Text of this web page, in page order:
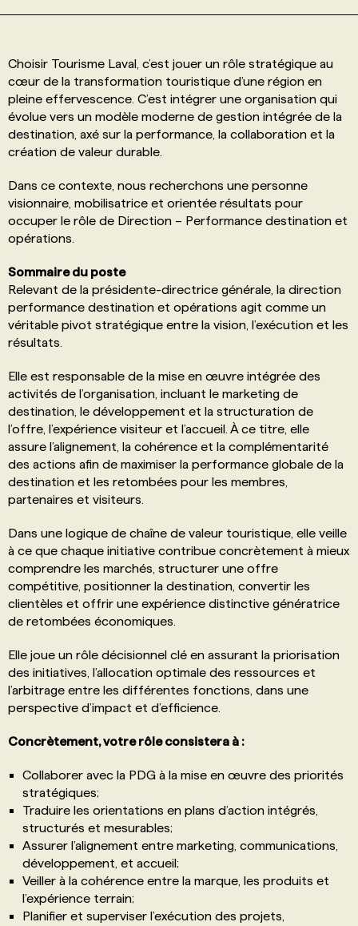
FAQ
ANNONCEZ AVEC NOUS
Choisir Tourisme Laval, c’est jouer un rôle stratégique au
cœur de la transformation touristique d’une région en
pleine effervescence. C’est intégrer une organisation qui
évolue vers un modèle moderne de gestion intégrée de la
destination, axé sur la performance, la collaboration et la
création de valeur durable.
Dans ce contexte, nous recherchons une personne
visionnaire, mobilisatrice et orientée résultats pour
occuper le rôle de Direction – Performance destination et
opérations.
Sommaire du poste
Relevant de la présidente-directrice générale, la direction
performance destination et opérations agit comme un
véritable pivot stratégique entre la vision, l’exécution et les
résultats.
Elle est responsable de la mise en œuvre intégrée des
activités de l’organisation, incluant le marketing de
destination, le développement et la structuration de
l’offre, l’expérience visiteur et l’accueil. À ce titre, elle
assure l’alignement, la cohérence et la complémentarité
des actions afin de maximiser la performance globale de la
destination et les retombées pour les membres,
partenaires et visiteurs.
Dans une logique de chaîne de valeur touristique, elle veille
à ce que chaque initiative contribue concrètement à mieux
comprendre les marchés, structurer une offre
compétitive, positionner la destination, convertir les
clientèles et offrir une expérience distinctive génératrice
de retombées économiques.
Elle joue un rôle décisionnel clé en assurant la priorisation
des initiatives, l’allocation optimale des ressources et
l’arbitrage entre les différentes fonctions, dans une
perspective d’impact et d’efficience.
Concrètement, votre rôle consistera à :
Collaborer avec la PDG à la mise en œuvre des priorités
stratégiques;
Traduire les orientations en plans d’action intégrés,
structurés et mesurables;
Assurer l’alignement entre marketing, communications,
développement, et accueil;
Veiller à la cohérence entre la marque, les produits et
l’expérience terrain;
Planifier et superviser l’exécution des projets,